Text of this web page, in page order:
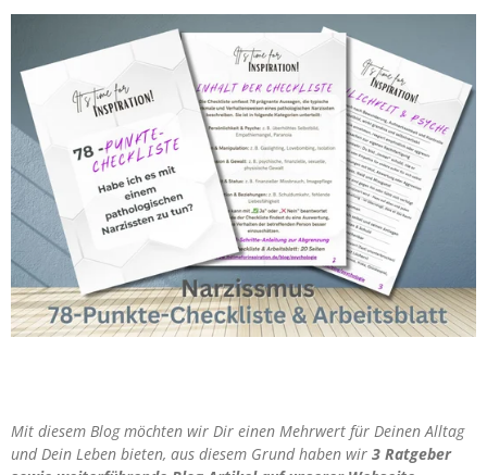
Mit diesem Blog möchten wir Dir einen Mehrwert für Deinen Alltag
und Dein Leben bieten, aus diesem Grund haben wir 3 Ratgeber